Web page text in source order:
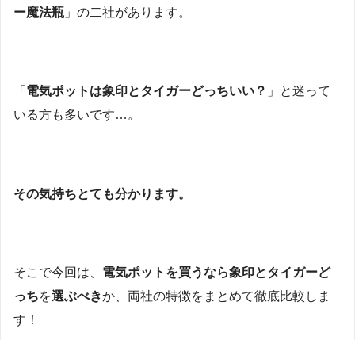
ー魔法瓶 」の二社があります。
「 電気ポットは象印とタイガーどっちいい？ 」と迷って
いる方も多いです…。
その気持ちとても分かります。
そこで今回は、 電気ポットを買うなら象印とタイガーど
っちを選ぶべきか、両社の特徴をまとめて徹底比較しま
す！